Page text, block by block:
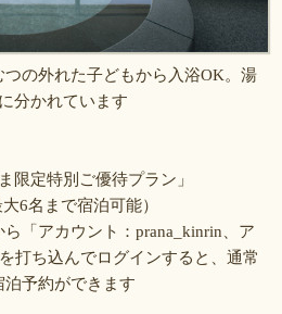
の外れた子どもから入浴OK。湯
分かれています
限定特別ご優待プラン」
大6名まで宿泊可能）
ら「アカウント：prana_kinrin、ア
打ち込んでログインすると、通常
泊予約ができます